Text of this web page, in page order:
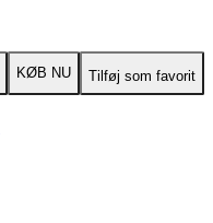
KØB NU Tilføj som favorit